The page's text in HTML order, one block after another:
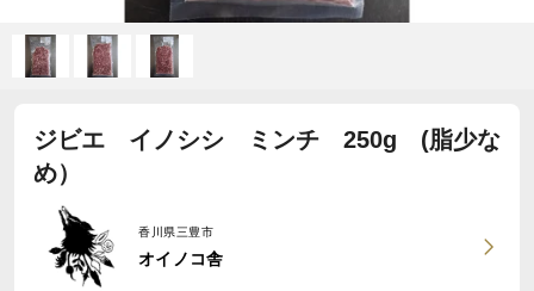
ジビエ イノシシ ミンチ 250g (脂少な
め）
香川県三豊市
オイノコ舎